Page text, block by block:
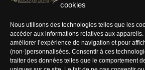
cookies
Nous utilisons des technologies telles que les
accéder aux informations relatives aux
améliorer l’expérience de navigation et pour
(non-)personnalisées. Consentir à ces
traiter des données telles que le comportement